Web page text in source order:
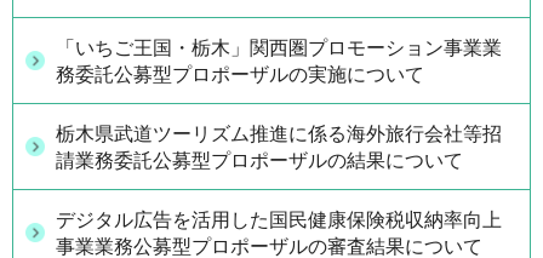
「いちご王国・栃木」関西圏プロモーション事業業
務委託公募型プロポーザルの実施について
栃木県武道ツーリズム推進に係る海外旅行会社等招
請業務委託公募型プロポーザルの結果について
デジタル広告を活用した国民健康保険税収納率向上
事業業務公募型プロポーザルの審査結果について